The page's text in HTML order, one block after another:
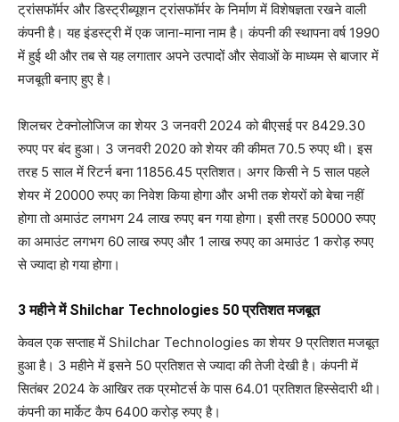
ट्रांसफॉर्मर और डिस्ट्रीब्यूशन ट्रांसफॉर्मर के निर्माण में विशेषज्ञता रखने वाली
कंपनी है। यह इंडस्ट्री में एक जाना-माना नाम है। कंपनी की स्थापना वर्ष 1990
में हुई थी और तब से यह लगातार अपने उत्पादों और सेवाओं के माध्यम से बाजार में
मजबूती बनाए हुए है।
शिलचर टेक्नोलोजिज का शेयर 3 जनवरी 2024 को बीएसई पर 8429.30
रुपए पर बंद हुआ। 3 जनवरी 2020 को शेयर की कीमत 70.5 रुपए थी। इस
तरह 5 साल में रिटर्न बना 11856.45 प्रतिशत। अगर किसी ने 5 साल पहले
शेयर में 20000 रुपए का निवेश किया होगा और अभी तक शेयरों को ​बेचा नहीं
होगा तो अमाउंट लगभग 24 लाख रुपए बन गया होगा। इसी तरह 50000 रुपए
का अमाउंट लगभग 60 लाख रुपए और 1 लाख रुपए का अमाउंट 1 करोड़ रुपए
से ज्यादा हो गया होगा।
3 महीने में Shilchar Technologies 50 प्रतिशत मजबूत
केवल एक सप्ताह में Shilchar Technologies का शेयर 9 प्रतिशत मजबूत
हुआ है। 3 महीने में इसने 50 प्रतिशत से ज्यादा की तेजी देखी है। कंपनी में
सितंबर 2024 के आखिर तक प्रमोटर्स के पास 64.01 प्रतिशत हिस्सेदारी थी।
कंपनी का मार्केट कैप 6400 करोड़ रुपए है।